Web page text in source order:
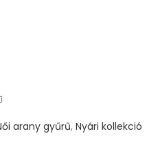
arany gyűrű, Nyári kollekció